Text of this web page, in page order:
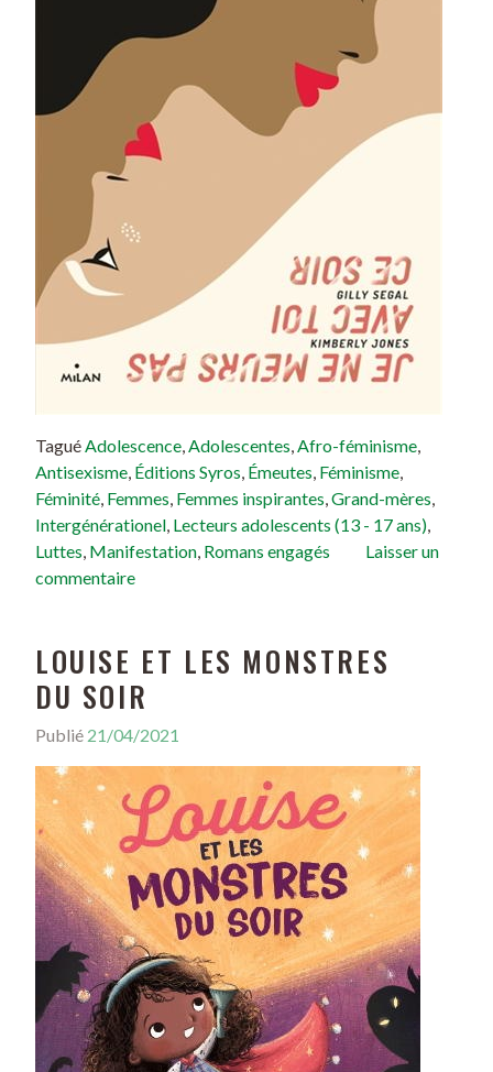
TaguéAdolescence,Adolescentes,Afro-féminisme,
Antisexisme, Éditions Syros, Émeutes, Féminisme,
Féminité, Femmes, Femmes inspirantes,Grand-mères,
Intergénérationel, Lecteurs adolescents (13 - 17 ans),
Luttes, Manifestation, Romans engagés
Laisser un
commentaire
LOUISE ET LES MONSTRES
DU SOIR
Publié 21/04/2021